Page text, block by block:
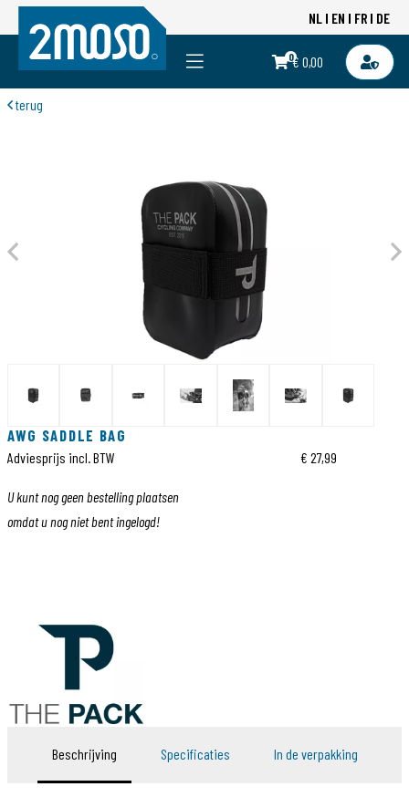
NL EN FR DE
0€ 0,00
terug
AWG SADDLE BAG
Adviesprijs incl. BTW € 27,99
U kunt nog geen bestelling plaatsen
omdat u nog niet bent ingelogd!
Beschrijving Specificaties In de verpakking